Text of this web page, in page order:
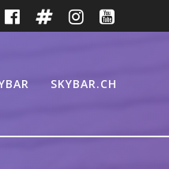
SKYBAR.CH